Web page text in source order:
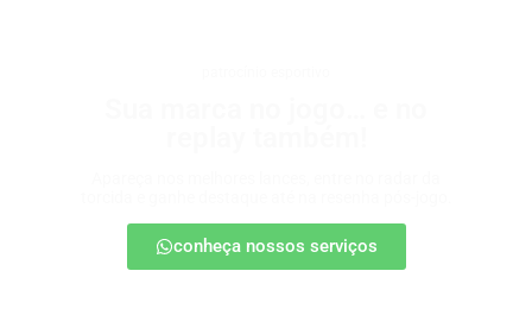
conheça nossos serviços